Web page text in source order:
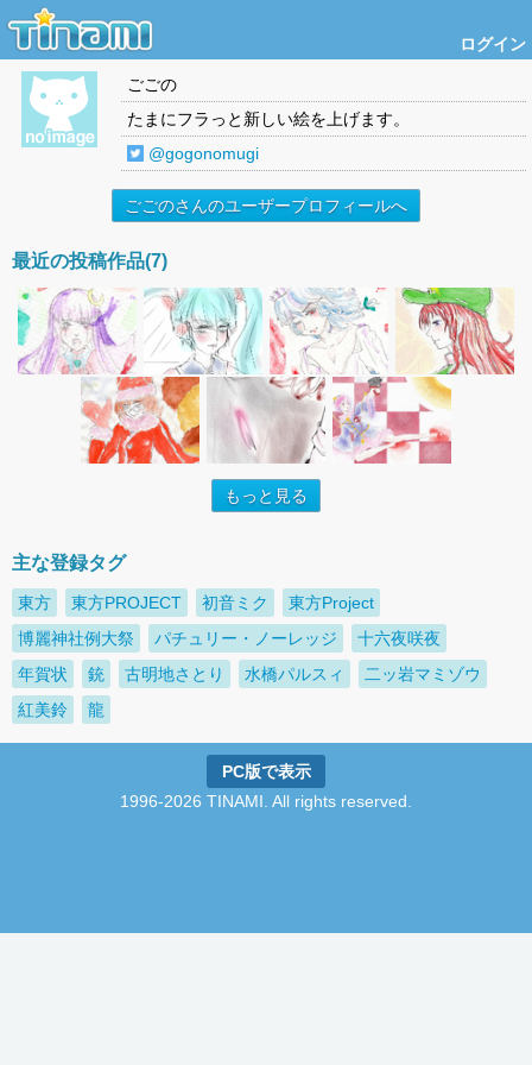
ログイン
ごごの
たまにフラっと新しい絵を上げます。
@gogonomugi
ごごのさんのユーザープロフィールへ
最近の投稿作品(7)
もっと見る
主な登録タグ
東方 東方PROJECT 初音ミク
東方Project
博麗神社例大祭
パチュリー・ノーレッジ
十六夜咲夜
年賀状
銃 古明地さとり 水橋パルスィ
二ッ岩マミゾウ
紅美鈴
龍
PC版で表示
1996-2026 TINAMI. All rights reserved.